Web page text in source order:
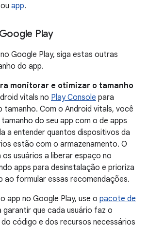
ou app.
Play
Google Play, siga estas outras
do app.
monitorar e otimizar o tamanho
vitals no Play Console para
tamanho. Com o Android vitals, você
do seu app com o de apps
a entender quantos dispositivos da
estão com o armazenamento. O
os usuários a liberar espaço no
apps para desinstalação e prioriza
ao formular essas recomendações.
app no Google Play, use o pacote de
garantir que cada usuário faz o
código e dos recursos necessários